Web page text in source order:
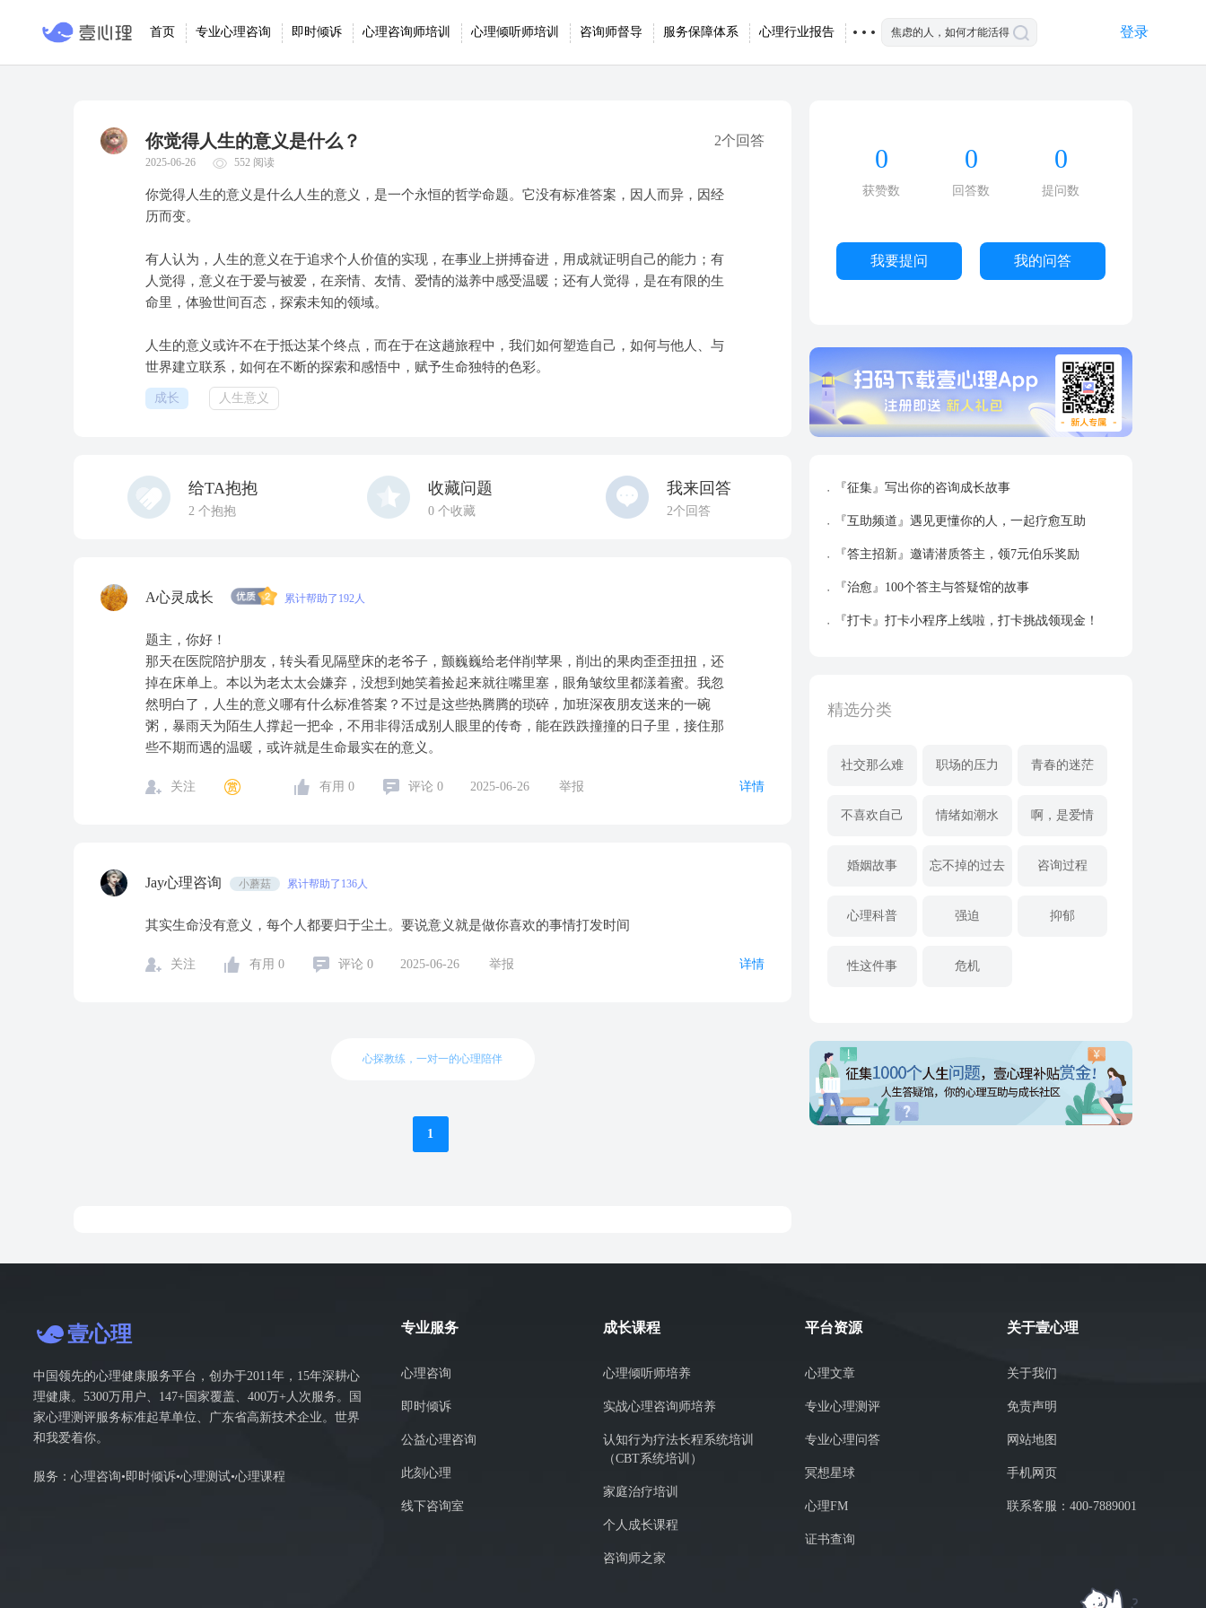
首页 专业心理咨询 即时倾诉 心理咨询师培训 心理倾听师培训 咨询师督导 服务保障体系 心理行业报告 登录
你觉得人生的意义是什么？ 2个回答
2025-06-26 552 阅读
你觉得人生的意义是什么人生的意义，是一个永恒的哲学命题。它没有标准答案，因人而异，因经
历而变。
有人认为，人生的意义在于追求个人价值的实现，在事业上拼搏奋进，用成就证明自己的能力；有
人觉得，意义在于爱与被爱，在亲情、友情、爱情的滋养中感受温暖；还有人觉得，是在有限的生
命里，体验世间百态，探索未知的领域。
人生的意义或许不在于抵达某个终点，而在于在这趟旅程中，我们如何塑造自己，如何与他人、与
世界建立联系，如何在不断的探索和感悟中，赋予生命独特的色彩。
成长 人生意义
给TA抱抱
2 个抱抱
收藏问题
0个收藏
我来回答
2个回答
A心灵成长 累计帮助了192人
题主，你好！
那天在医院陪护朋友，转头看见隔壁床的老爷子，颤巍巍给老伴削苹果，削出的果肉歪歪扭扭，还
掉在床单上。本以为老太太会嫌弃，没想到她笑着捡起来就往嘴里塞，眼角皱纹里都漾着蜜。我忽
然明白了，人生的意义哪有什么标准答案？不过是这些热腾腾的琐碎，加班深夜朋友送来的一碗
粥，暴雨天为陌生人撑起一把伞，不用非得活成别人眼里的传奇，能在跌跌撞撞的日子里，接住那
些不期而遇的温暖，或许就是生命最实在的意义。
关注 有用 0 评论 0 2025-06-26 举报 详情
Jay心理咨询 小蘑菇 累计帮助了136人
其实生命没有意义，每个人都要归于尘土。要说意义就是做你喜欢的事情打发时间
关注 有用 0 评论 0 2025-06-26 举报 详情
心探教练，一对一的心理陪伴
1
0
获赞数
0
回答数
0
提问数
我要提问 我的问答
『征集』写出你的咨询成长故事
『互助频道』遇见更懂你的人，一起疗愈互助
『答主招新』邀请潜质答主，领7元伯乐奖励
『治愈』100个答主与答疑馆的故事
『打卡』打卡小程序上线啦，打卡挑战领现金！
精选分类
社交那么难 职场的压力 青春的迷茫
不喜欢自己 情绪如潮水 啊，是爱情
婚姻故事 忘不掉的过去 咨询过程
心理科普 强迫 抑郁
性这件事 危机
壹心理
中国领先的心理健康服务平台，创办于2011年，15年深耕心
理健康。5300万用户、147+国家覆盖、400万+人次服务。国
家心理测评服务标准起草单位、广东省高新技术企业。世界
和我爱着你。
服务：心理咨询•即时倾诉•心理测试•心理课程
专业服务
心理咨询
即时倾诉
公益心理咨询
此刻心理
线下咨询室
成长课程
心理倾听师培养
实战心理咨询师培养
认知行为疗法长程系统培训
（CBT系统培训）
家庭治疗培训
个人成长课程
咨询师之家
平台资源
心理文章
专业心理测评
专业心理问答
冥想星球
心理FM
证书查询
关于壹心理
关于我们
免责声明
网站地图
手机网页
联系客服：400-7889001